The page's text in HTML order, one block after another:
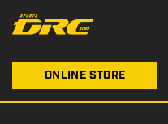
ONLINE STORE